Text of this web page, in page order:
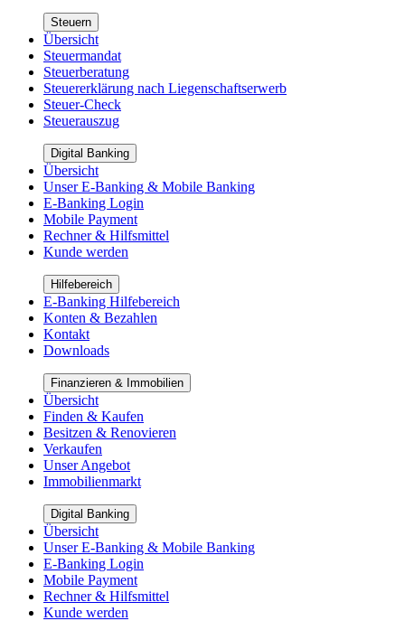
Steuern
Übersicht
Steuermandat
Steuerberatung
Steuererklärung nach Liegenschaftserwerb
Steuer-Check
Steuerauszug
Digital Banking
Übersicht
Unser E-Banking & Mobile Banking
E-Banking Login
Mobile Payment
Rechner & Hilfsmittel
Kunde werden
Hilfebereich
E-Banking Hilfebereich
Konten & Bezahlen
Kontakt
Downloads
Finanzieren & Immobilien
Übersicht
Finden & Kaufen
Besitzen & Renovieren
Verkaufen
Unser Angebot
Immobilienmarkt
Digital Banking
Übersicht
Unser E-Banking & Mobile Banking
E-Banking Login
Mobile Payment
Rechner & Hilfsmittel
Kunde werden